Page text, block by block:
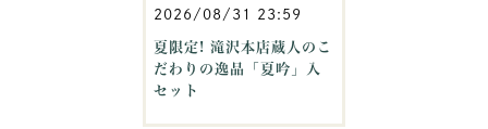
2026/08/31 23:59
夏限定! 滝沢本店蔵人のこ
だわりの逸品「夏吟」入
セット